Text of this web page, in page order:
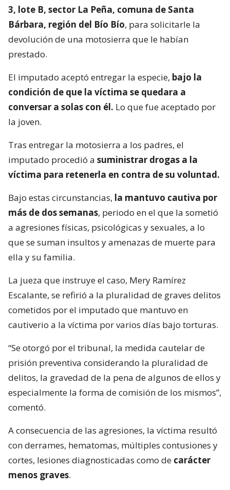
3, lote B, sector La Peña, comuna de Santa
Bárbara, región del Bío Bío, para solicitarle la
devolución de una motosierra que le habían
prestado.
El imputado aceptó entregar la especie, bajo la
condición de que la víctima se quedara a
conversar a solas con él. Lo que fue aceptado por
la joven.
Tras entregar la motosierra a los padres, el
imputado procedió a suministrar drogas a la
víctima para retenerla en contra de su voluntad.
Bajo estas circunstancias, la mantuvo cautiva por
más de dos semanas, periodo en el que la sometió
a agresiones físicas, psicológicas y sexuales, a lo
que se suman insultos y amenazas de muerte para
ella y su familia.
La jueza que instruye el caso, Mery Ramírez
Escalante, se refirió a la pluralidad de graves delitos
cometidos por el imputado que mantuvo en
cautiverio a la víctima por varios días bajo torturas.
“Se otorgó por el tribunal, la medida cautelar de
prisión preventiva considerando la pluralidad de
delitos, la gravedad de la pena de algunos de ellos y
especialmente la forma de comisión de los mismos”,
comentó.
A consecuencia de las agresiones, la víctima resultó
con derrames, hematomas, múltiples contusiones y
cortes, lesiones diagnosticadas como de carácter
menos graves.